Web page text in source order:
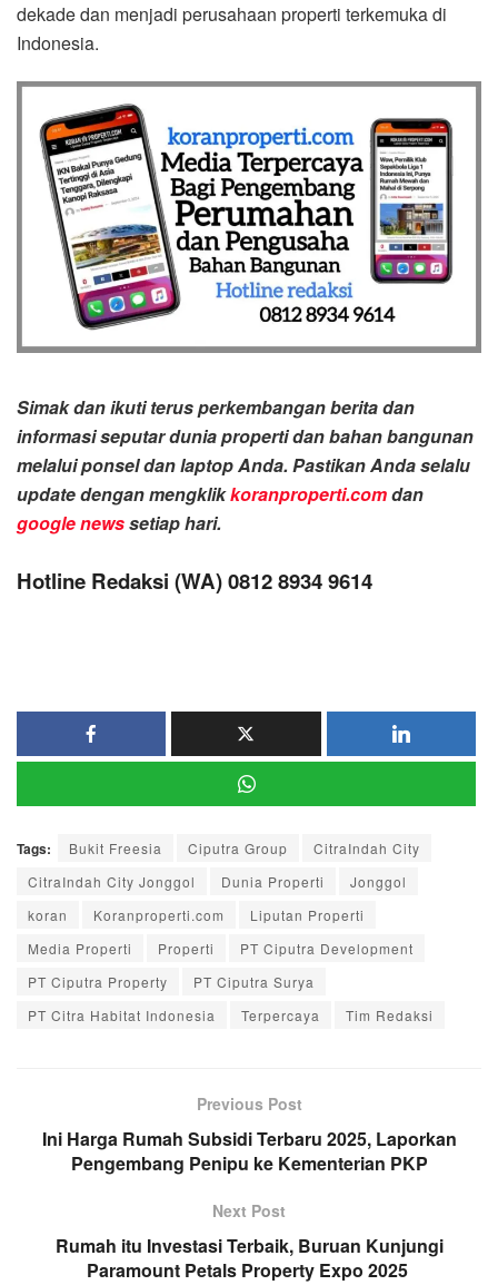
dekade dan menjadi perusahaan properti terkemuka di
Indonesia.
Simak dan ikuti terus perkembangan berita dan
informasi seputar dunia properti dan bahan bangunan
melalui ponsel dan laptop Anda. Pastikan Anda selalu
update dengan mengklikkoranproperti.comdan
google newssetiap hari.
Hotline Redaksi (WA) 0812 8934 9614
Tags: Bukit Freesia Ciputra Group
CitraIndah City
CitraIndah City Jonggol
Dunia Properti
Jonggol
koran
Koranproperti.com
Liputan Properti
Media Properti
Properti
PT Ciputra Development
PT Ciputra Property
PT Ciputra Surya
PT Citra Habitat Indonesia
Terpercaya Tim Redaksi
Previous Post
Ini Harga Rumah Subsidi Terbaru 2025, Laporkan
Pengembang Penipu ke Kementerian PKP
Next Post
Rumah itu Investasi Terbaik, Buruan Kunjungi
Paramount Petals Property Expo 2025